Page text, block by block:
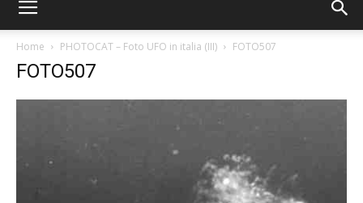
Home PHOTOCAT – Foto UFO in italia (III) FOTO507
FOTO507